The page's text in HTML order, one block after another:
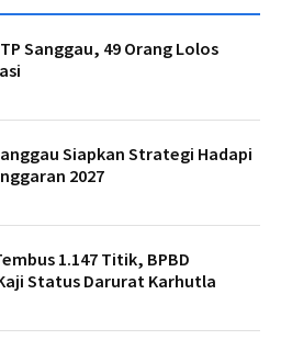
Sanggau, 49 Orang Lolos
Siapkan Strategi Hadapi
2027
1.147 Titik, BPBD
Status Darurat Karhutla